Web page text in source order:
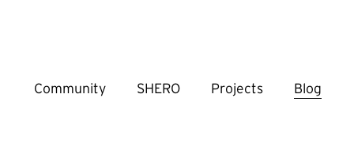
Community SHERO Projects Blog